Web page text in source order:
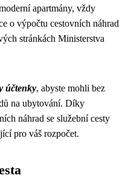
apartmány, vždy
o výpočtu cestovních náhrad
stránkách Ministerstva
účtenky, abyste mohli bez
na ubytování. Díky
náhrad se služební cesty
pro váš rozpočet.